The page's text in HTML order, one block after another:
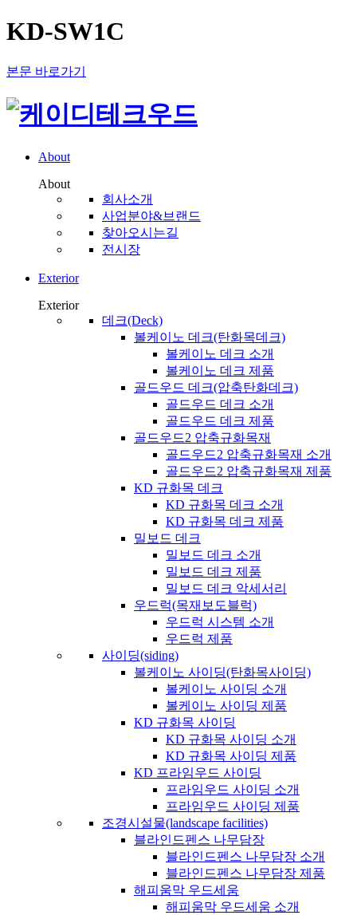
KD-SW1C
본문 바로가기
About
About
회사소개
사업분야&브랜드
찾아오시는길
전시장
Exterior
Exterior
데크(Deck)
볼케이노 데크(탄화목데크)
볼케이노 데크 소개
볼케이노 데크 제품
골드우드 데크(압축탄화데크)
골드우드 데크 소개
골드우드 데크 제품
골드우드2 압축규화목재
골드우드2 압축규화목재 소개
골드우드2 압축규화목재 제품
KD 규화목 데크
KD 규화목 데크 소개
KD 규화목 데크 제품
밀보드 데크
밀보드 데크 소개
밀보드 데크 제품
밀보드 데크 악세서리
우드럭(목재보도블럭)
우드럭 시스템 소개
우드럭 제품
사이딩(siding)
볼케이노 사이딩(탄화목사이딩)
볼케이노 사이딩 소개
볼케이노 사이딩 제품
KD 규화목 사이딩
KD 규화목 사이딩 소개
KD 규화목 사이딩 제품
KD 프라임우드 사이딩
프라임우드 사이딩 소개
프라임우드 사이딩 제품
조경시설물(landscape facilities)
블라인드펜스 나무담장
블라인드펜스 나무담장 소개
블라인드펜스 나무담장 제품
해피움막 우드세움
해피움막 우드세움 소개